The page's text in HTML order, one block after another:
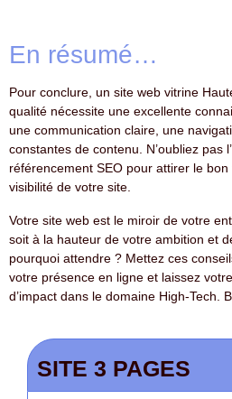
En résumé…
Pour conclure, un site web vitrine
qualité nécessite une excellente
une communication claire, une
constantes de contenu. N’oubliez pas
référencement SEO pour attirer le
visibilité de votre site.
Votre site web est le miroir de votre
soit à la hauteur de votre ambition et
pourquoi attendre ? Mettez ces
votre présence en ligne et laissez
d’impact dans le domaine High-Tech.
SITE 3 PAGES